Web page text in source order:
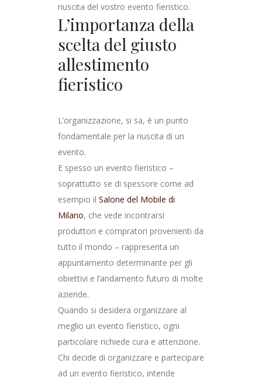
riuscita del vostro evento fieristico.
L’importanza della
scelta del giusto
allestimento
fieristico
L’organizzazione, si sa, è un punto
fondamentale per la riuscita di un
evento.
E spesso un evento fieristico –
soprattutto se di spessore come ad
esempio il Salone del Mobile di
Milano, che vede incontrarsi
produttori e compratori provenienti da
tutto il mondo – rappresenta un
appuntamento determinante per gli
obiettivi e l’andamento futuro di molte
aziende.
Quando si desidera organizzare al
meglio un evento fieristico, ogni
particolare richiede cura e attenzione.
Chi decide di organizzare e partecipare
ad un evento fieristico, intende